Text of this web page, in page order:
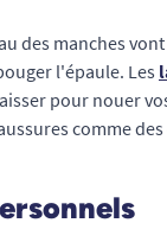
des manches
l'épaule. Les
pour nouer
comme